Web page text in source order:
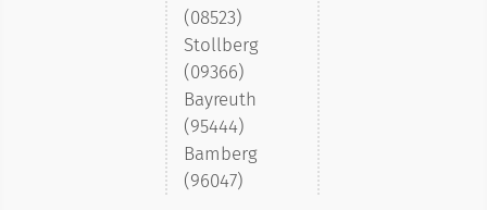
(08523)
Stollberg
(09366)
Bayreuth
(95444)
Bamberg
(96047)